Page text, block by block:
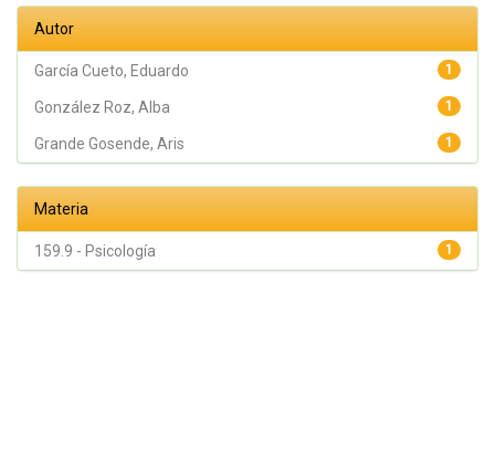
Autor
1
García Cueto, Eduardo
1
González Roz, Alba
1
Grande Gosende, Aris
Materia
1
159.9 - Psicología